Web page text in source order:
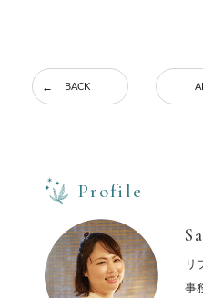
BACK
Profile
リ
事